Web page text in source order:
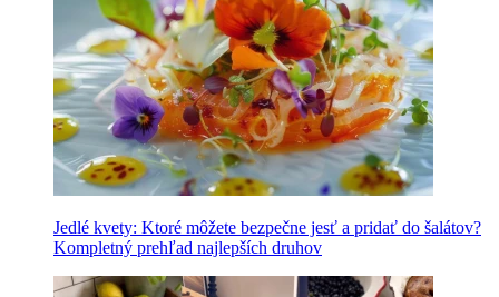
Jedlé kvety: Ktoré môžete bezpečne jesť a pridať do šalátov?
Kompletný prehľad najlepších druhov